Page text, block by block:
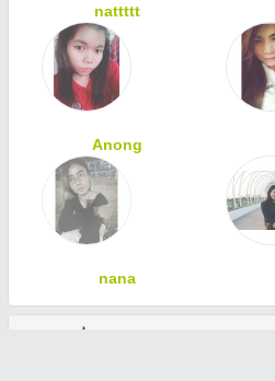
nattttt
Anong
nana